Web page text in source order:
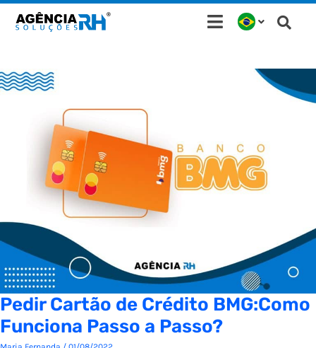
para
conteúdo
Pedir Cartão de Crédito BMG:Como
Funciona Passo a Passo?